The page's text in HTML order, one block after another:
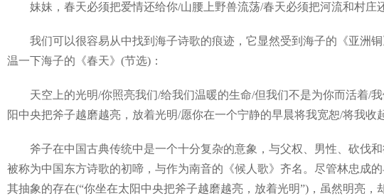
妹妹，春天必须把爱情还给你/山腰上野兽流荡/春天必须把河流和村庄
我们可以很容易从中找到海子诗歌的痕迹，它显然受到海子的《亚洲铜
温一下海子的《春天》(节选)：
天空上的光明/你照亮我们/给我们温暖的生命/但我们不是为你而活着/我
阳中央把斧子越磨越亮，放着光明/愿你在一个宁静的早晨将我宽恕/将我
斧子在中国古典传统中是一个十分复杂的意象，与父权、男性、砍伐和
被称为中国东方诗歌的初啼，与作为南音的《候人歌》齐名。尽管林忠成
其抽象的存在(“你坐在太阳中央把斧子越磨越亮，放着光明”)，虽然明亮